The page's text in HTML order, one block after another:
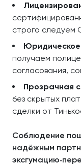
строго следуем
получаем
согласования,
Прозрачная
без скрытых
сделки от
Соблюдение
надёжным